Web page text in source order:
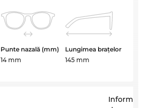
Punte nazală (mm)
14 mm
Lungimea brațelor
145 mm
Informații